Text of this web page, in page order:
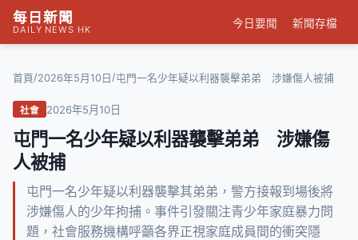
每日新聞
DAILY NEWS HK
今日要聞 新聞存檔
首頁/2026年5月10日 /屯門一名少年疑以利器襲擊弟弟 涉嫌傷人被捕
社會 2026年5月10日
屯門一名少年疑以利器襲擊弟弟 涉嫌傷
人被捕
屯門一名少年疑以利器襲擊其弟弟，警方接報到場後將
涉嫌傷人的少年拘捕。事件引發關注青少年家庭暴力問
題，社會服務機構呼籲各界正視家庭成員間的衝突隱